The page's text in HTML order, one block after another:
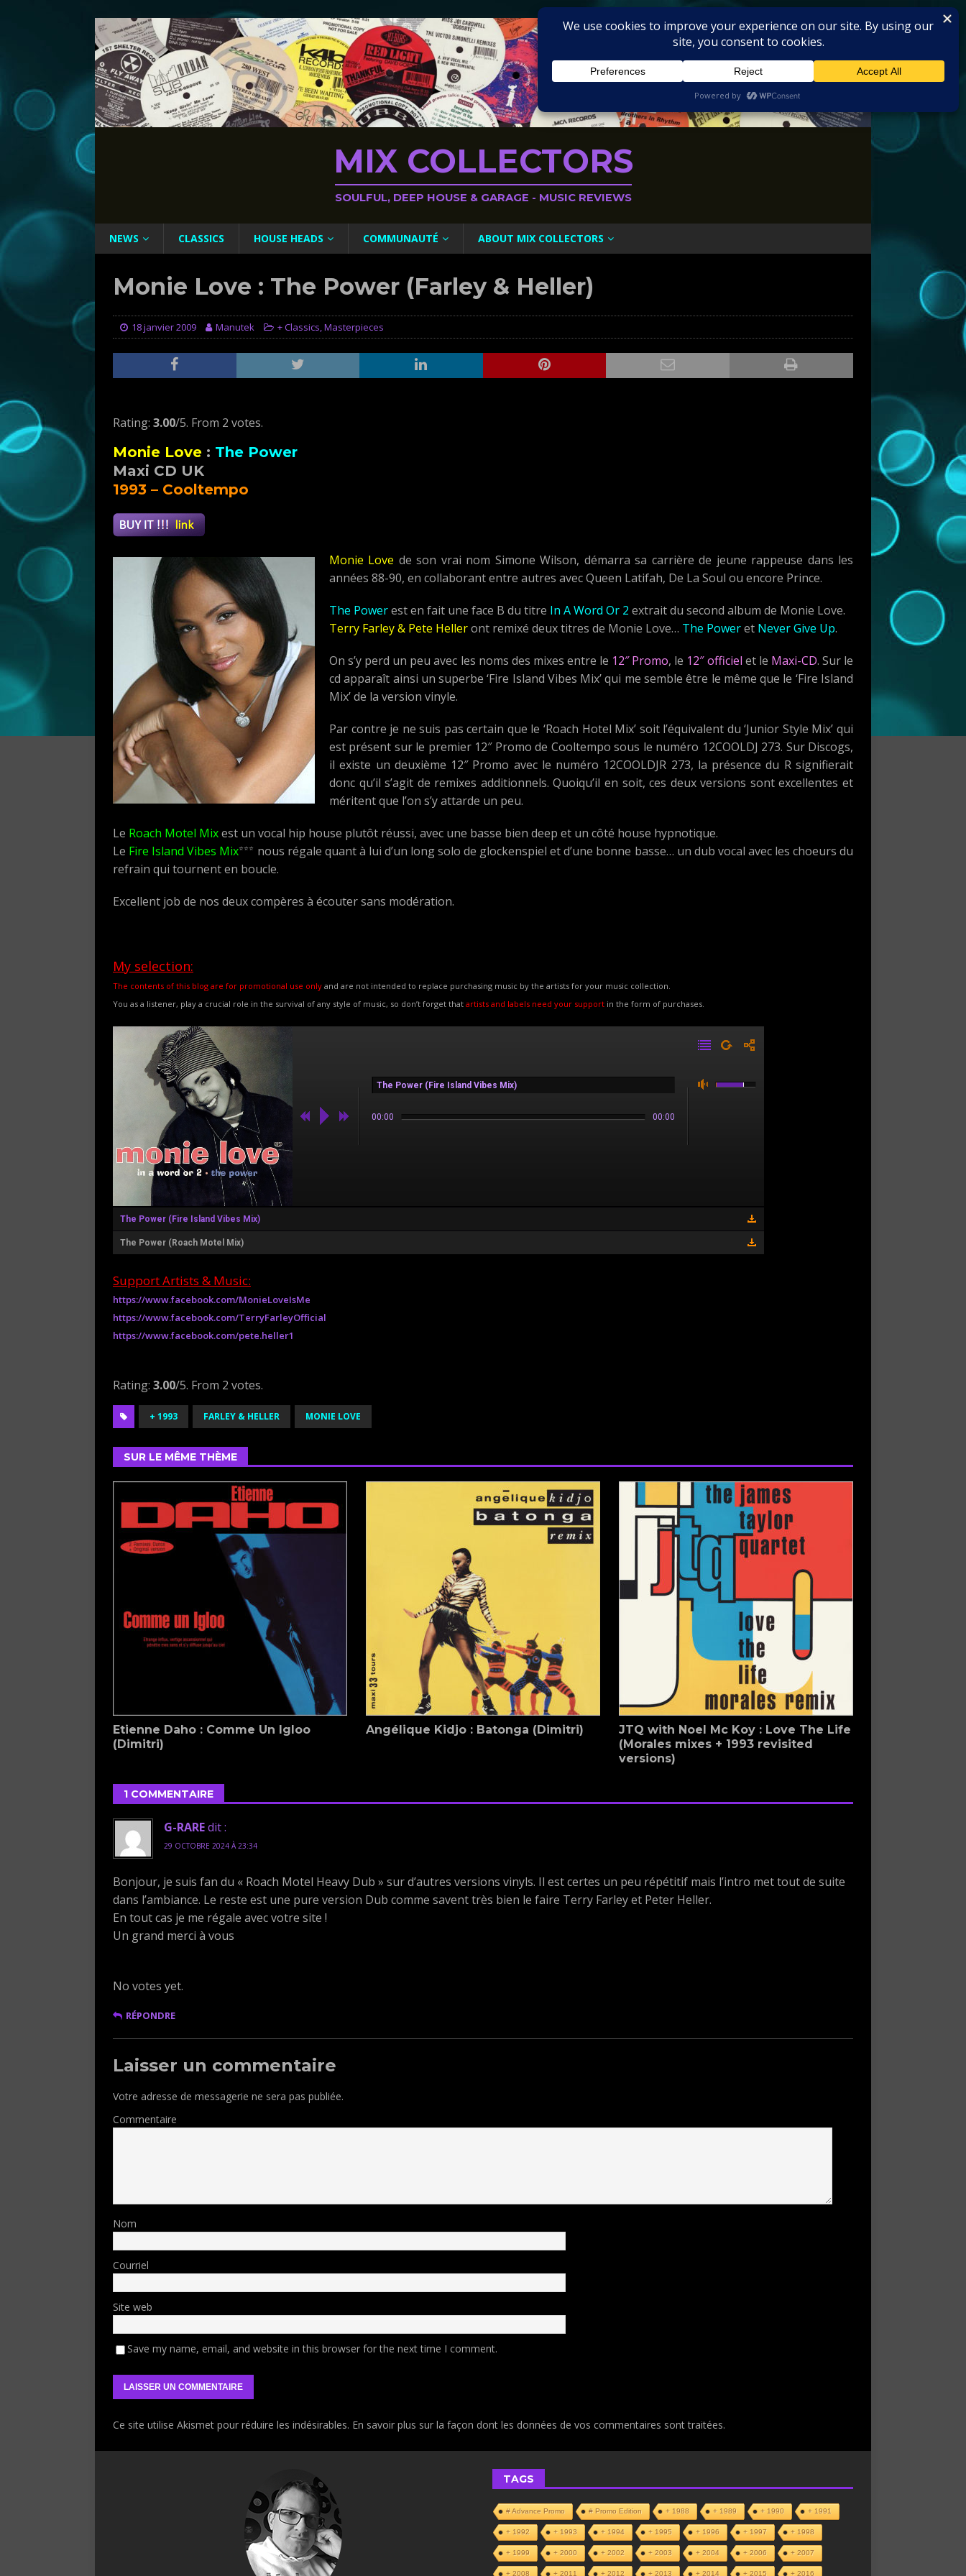
MIX COLLECTORS
SOULFUL, DEEP HOUSE & GARAGE - MUSIC REVIEWS
NEWS CLASSICS HOUSE HEADS COMMUNAUTÉ ABOUT MIX COLLECTORS
Monie Love : The Power (Farley & Heller)
18 janvier 2009 Manutek + Classics,Masterpieces
Rating: 3.00/5. From 2 votes.
Monie Love : The Power
Maxi CD UK
1993 – Cooltempo
Monie Love de son vrai nom Simone Wilson, démarra sa carrière de jeune rappeuse dans les
années 88-90, en collaborant entre autres avec Queen Latifah, De La Soul ou encore Prince.
The Powerest en fait une face B du titre In A Word Or 2 extrait du second album de Monie Love.
Terry Farley & Pete Helleront remixé deux titres de Monie Love… The Poweret Never Give Up.
On s’y perd un peu avec les noms des mixes entre le 12″ Promo, le 12″ officiel et le Maxi-CD. Sur le
cd apparaît ainsi un superbe ‘Fire Island Vibes Mix’ qui me semble être le même que le ‘Fire Island
Mix’ de la version vinyle.
Par contre je ne suis pas certain que le ‘Roach Hotel Mix’ soit l’équivalent du ‘Junior Style Mix’ qui
est présent sur le premier 12″ Promo de Cooltempo sous le numéro 12COOLDJ 273. Sur Discogs,
il existe un deuxième 12″ Promo avec le numéro 12COOLDJR 273, la présence du R signifierait
donc qu’il s’agit de remixes additionnels. Quoiqu’il en soit, ces deux versions sont excellentes et
méritent que l’on s’y attarde un peu.
Le Roach Motel Mixest un vocal hip house plutôt réussi, avec une basse bien deep et un côté house hypnotique.
Le Fire Island Vibes Mix⭐⭐⭐ nous régale quant à lui d’un long solo de glockenspiel et d’une bonne basse… un dub vocal avec les choeurs du
refrain qui tournent en boucle.
Excellent job de nos deux compères à écouter sans modération.
My selection:
The contents of this blog are for promotional use only and are not intended to replace purchasing music by the artists for your music collection.
You as a listener, play a crucial role in the survival of any style of music, so don’t forget that artists and labels need your support in the form of purchases.
The Power (Fire Island Vibes Mix)
00:00 00:00
The Power (Fire Island Vibes Mix)
The Power (Roach Motel Mix)
Support Artists & Music:
https://www.facebook.com/MonieLoveIsMe
https://www.facebook.com/TerryFarleyOfficial
https://www.facebook.com/pete.heller1
Rating: 3.00/5. From 2 votes.
+ 1993 FARLEY & HELLER MONIE LOVE
SUR LE MÊME THÈME
Etienne Daho : Comme Un Igloo
(Dimitri)
Angélique Kidjo : Batonga (Dimitri)
JTQ with Noel Mc Koy : Love The Life
(Morales mixes + 1993 revisited
versions)
1 COMMENTAIRE
G-RAREdit :
29 OCTOBRE 2024 À 23:34
Bonjour, je suis fan du « Roach Motel Heavy Dub » sur d’autres versions vinyls. Il est certes un peu répétitif mais l’intro met tout de suite
dans l’ambiance. Le reste est une pure version Dub comme savent très bien le faire Terry Farley et Peter Heller.
En tout cas je me régale avec votre site !
Un grand merci à vous
No votes yet.
RÉPONDRE
Laisser un commentaire
Votre adresse de messagerie ne sera pas publiée.
Commentaire
Nom
Courriel
Site web
Save my name, email, and website in this browser for the next time I comment.
Ce site utilise Akismet pour réduire les indésirables. En savoir plus sur la façon dont les données de vos commentaires sont traitées.
TAGS
# Advance Promo # Promo Edition + 1988 + 1989 + 1990 + 1991
+ 1992 + 1993 + 1994 + 1995 + 1996 + 1997 + 1998
+ 1999 + 2000 + 2002 + 2003 + 2004 + 2006 + 2007
+ 2008 + 2011 + 2012 + 2013 + 2014 + 2015 + 2016